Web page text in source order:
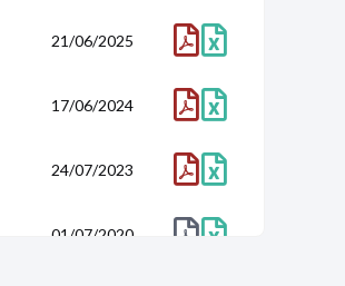
21/06/2025
17/06/2024
24/07/2023
01/07/2020